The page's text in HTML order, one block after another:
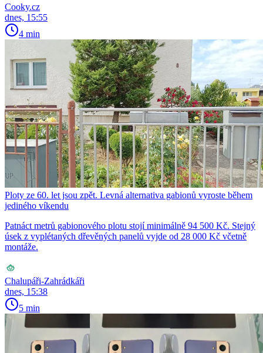
Cooky.cz
dnes, 15:55
4 min
Ploty ze 60. let jsou zpět. Levná alternativa gabionů vyroste během
jediného víkendu
Patnáct metrů gabionového plotu stojí minimálně 94 500 Kč. Stejný
úsek z vyplétaných dřevěných panelů vyjde od 28 000 Kč včetně
montáže.
Chalupáři-Zahrádkáři
dnes, 15:38
5 min